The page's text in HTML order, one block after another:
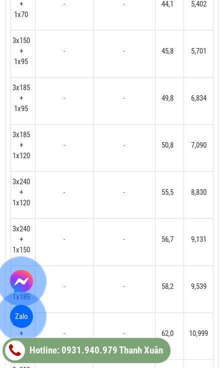
+
1x70
- - 44,1 5,402
3x150
+
1x95
- - 45,8 5,701
3x185
+
1x95
- - 49,8 6,834
3x185
+
1x120
- - 50,8 7,090
3x240
+
1x120
- - 55,5 8,830
3x240
+
1x150
- - 56,7 9,131
3x240
+
1x185
- - 58,2 9,539
3x300
+
1x150
- - 62,0 10,999
Hotline: 0931.940.979 Thanh Xuân
Zalo